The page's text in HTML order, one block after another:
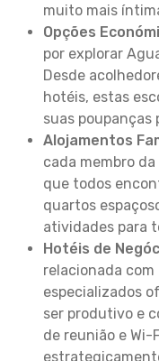
muito mais
Opções
por explorar
Desde
hotéis, estas
suas poupanças
Alojamentos
cada membro
que todos
quartos
atividades para
Hotéis de
relacionada
especializados
ser produtivo e
de reunião e